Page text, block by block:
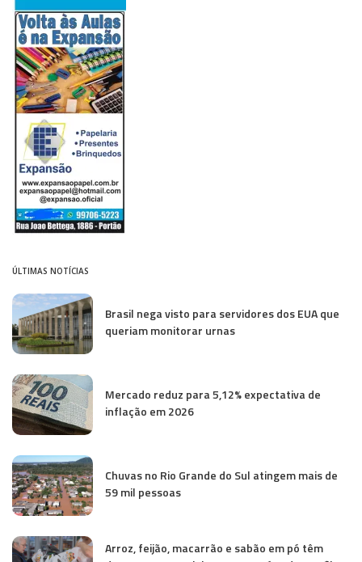
ÚLTIMAS NOTÍCIAS
Brasil nega visto para servidores dos EUA que
queriam monitorar urnas
Mercado reduz para 5,12% expectativa de
inflação em 2026
Chuvas no Rio Grande do Sul atingem mais de
59 mil pessoas
Arroz, feijão, macarrão e sabão em pó têm